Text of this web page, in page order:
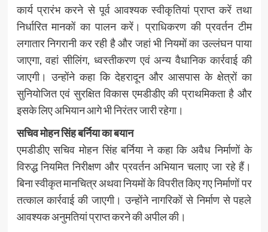
कार्य प्रारंभ करने से पूर्व आवश्यक स्वीकृतियां प्राप्त करें तथा
निर्धारित मानकों का पालन करें। प्राधिकरण की प्रवर्तन टीम
लगातार निगरानी कर रही है और जहां भी नियमों का उल्लंघन पाया
जाएगा, वहां सीलिंग, ध्वस्तीकरण एवं अन्य वैधानिक कार्रवाई की
जाएगी। उन्होंने कहा कि देहरादून और आसपास के क्षेत्रों का
सुनियोजित एवं सुरक्षित विकास एमडीडीए की प्राथमिकता है और
इसके लिए अभियान आगे भी निरंतर जारी रहेगा।
सचिव मोहन सिंह बर्निया का बयान
एमडीडीए सचिव मोहन सिंह बर्निया ने कहा कि अवैध निर्माणों के
विरुद्ध नियमित निरीक्षण और प्रवर्तन अभियान चलाए जा रहे हैं।
बिना स्वीकृत मानचित्र अथवा नियमों के विपरीत किए गए निर्माणों पर
तत्काल कार्रवाई की जाएगी। उन्होंने नागरिकों से निर्माण से पहले
आवश्यक अनुमतियां प्राप्त करने की अपील की।